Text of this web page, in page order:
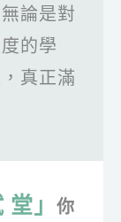
論是對
的學
真正滿
」
你